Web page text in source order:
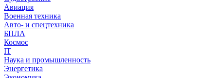
Авиация
Военная техника
Авто- и спецтехника
БПЛА
Космос
IT
Наука и промышленность
Энергетика